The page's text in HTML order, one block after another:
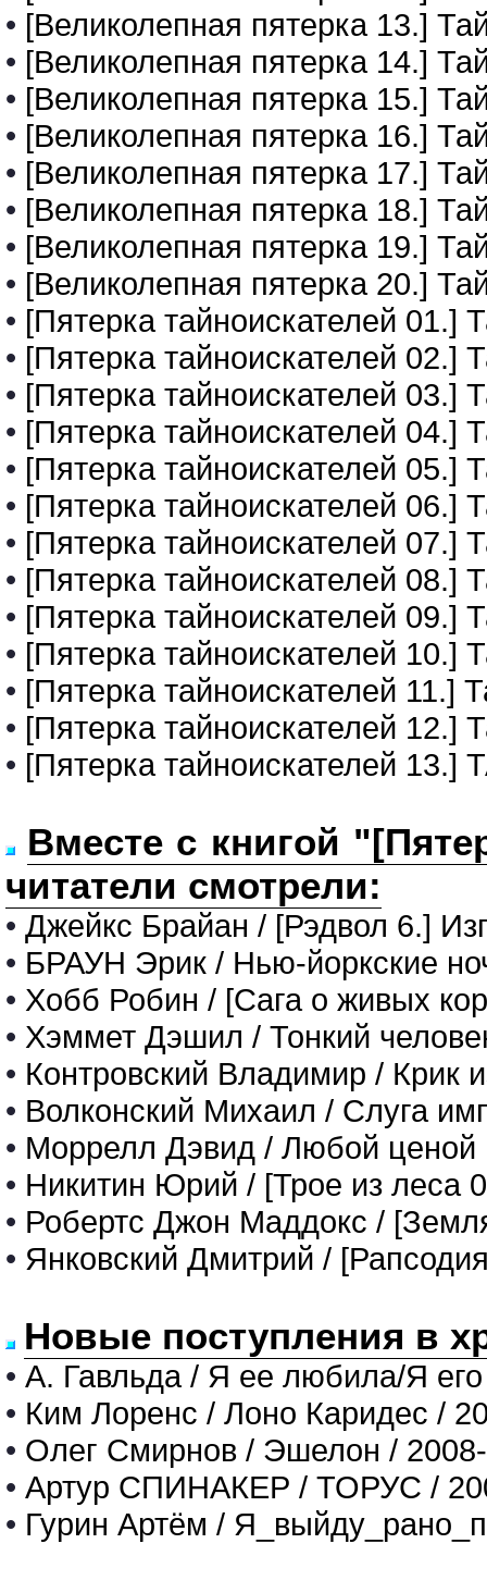
• [Великолепная пятерка 13.]
• [Великолепная пятерка 14.]
• [Великолепная пятерка 15.]
• [Великолепная пятерка 16.]
• [Великолепная пятерка 17.]
• [Великолепная пятерка 18.]
• [Великолепная пятерка 19.]
• [Великолепная пятерка 20.]
• [Пятерка тайноискателей 01.]
• [Пятерка тайноискателей 02.]
• [Пятерка тайноискателей 03.]
• [Пятерка тайноискателей 04.]
• [Пятерка тайноискателей 05.]
• [Пятерка тайноискателей
• [Пятерка тайноискателей 07.]
• [Пятерка тайноискателей 08.]
• [Пятерка тайноискателей 09.]
• [Пятерка тайноискателей 10.]
• [Пятерка тайноискателей 11.]
• [Пятерка тайноискателей 12.]
• [Пятерка тайноискателей
Вместе с книгой
читатели смотрели:
• Джейкс Брайан / [Рэдвол 6.]
• БРАУН Эрик / Нью-йоркские
• Хобб Робин / [Сага о живых
• Хэммет Дэшил / Тонкий
• Контровский Владимир / Крик
• Волконский Михаил / Слуга
• Моррелл Дэвид / Любой ценой
• Никитин Юрий / [Трое из леса
• Робертс Джон Маддокс /
• Янковский Дмитрий /
Новые поступления в
• А. Гавльда / Я ее любила/Я
• Ким Лоренс / Лоно Каридес /
• Олег Смирнов / Эшелон /
• Артур СПИНАКЕР / ТОРУС /
• Гурин Артём /